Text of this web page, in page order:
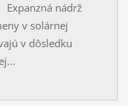
nádrž
v solárnej
v dôsledku